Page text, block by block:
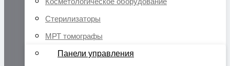
Стерилизаторы
МРТ томографы
Панели управления